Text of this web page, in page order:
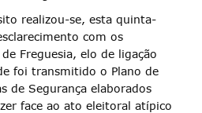
realizou-se, esta quinta-
com os
Freguesia, elo de ligação
foi transmitido o Plano de
de Segurança elaborados
face ao ato eleitoral atípico